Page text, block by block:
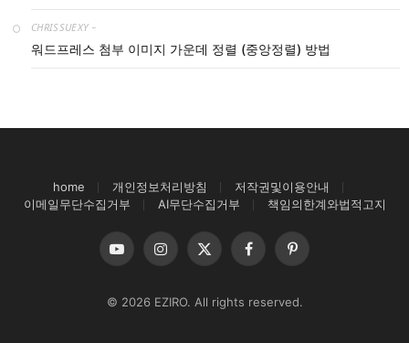
CHRISSUEXY -
워드프레스 첨부 이미지 가운데 정렬 (중앙정렬) 방법
home 개인정보처리방침
저작권및이용안내
이메일무단수집거부
AI무단수집거부 책임의한계와법적고지
YouTubeInstagram
X
FacebookPinterest
© 2026 EZIRO. All rights reserved.